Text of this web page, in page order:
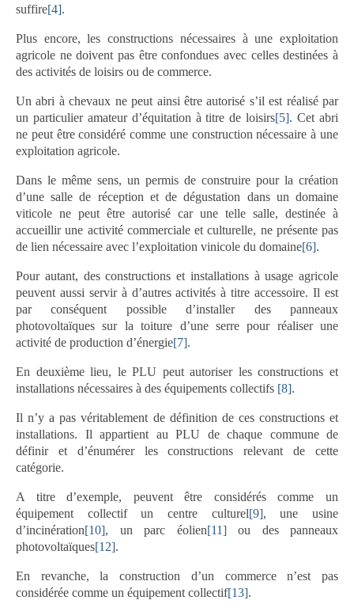
suffire[4].
Plus encore, les constructions nécessaires à une exploitation
agricole ne doivent pas être confondues avec celles destinées à
des activités de loisirs ou de commerce.
Un abri à chevaux ne peut ainsi être autorisé s’il est réalisé par
un particulier amateur d’équitation à titre de loisirs[5]. Cet abri
ne peut être considéré comme une construction nécessaire à une
exploitation agricole.
Dans le même sens, un permis de construire pour la création
d’une salle de réception et de dégustation dans un domaine
viticole ne peut être autorisé car une telle salle, destinée à
accueillir une activité commerciale et culturelle, ne présente pas
de lien nécessaire avec l’exploitation vinicole du domaine[6].
Pour autant, des constructions et installations à usage agricole
peuvent aussi servir à d’autres activités à titre accessoire. Il est
par conséquent possible d’installer des panneaux
photovoltaïques sur la toiture d’une serre pour réaliser une
activité de production d’énergie[7].
En deuxième lieu, le PLU peut autoriser les constructions et
installations nécessaires à des équipements collectifs [8].
Il n’y a pas véritablement de définition de ces constructions et
installations. Il appartient au PLU de chaque commune de
définir et d’énumérer les constructions relevant de cette
catégorie.
A titre d’exemple, peuvent être considérés comme un
équipement collectif un centre culturel[9], une usine
d’incinération[10], un parc éolien[11]ou des panneaux
photovoltaïques[12].
En revanche, la construction d’un commerce n’est pas
considérée comme un équipement collectif[13].